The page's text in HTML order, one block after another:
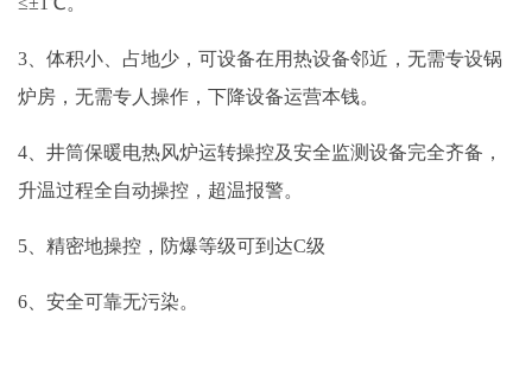
3、体积小、占地少，可设备在用热设备邻近，无需专设锅
炉房，无需专人操作，下降设备运营本钱。
4、井筒保暖电热风炉运转操控及安全监测设备完全齐备，
升温过程全自动操控，超温报警。
5、精密地操控，防爆等级可到达C级
6、安全可靠无污染。